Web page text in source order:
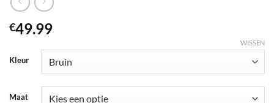
€49.99
Kleur
Maat
WISSEN